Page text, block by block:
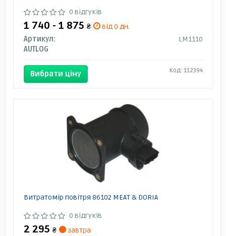
0 відгуків
1 740 - 1 875 ₴
від 0 дн.
Артикул:
LM1110
AUTLOG
Вибрати ціну Код: 112394
Витратомір повітря 86102 MEAT & DORIA
0 відгуків
2 295 ₴ завтра